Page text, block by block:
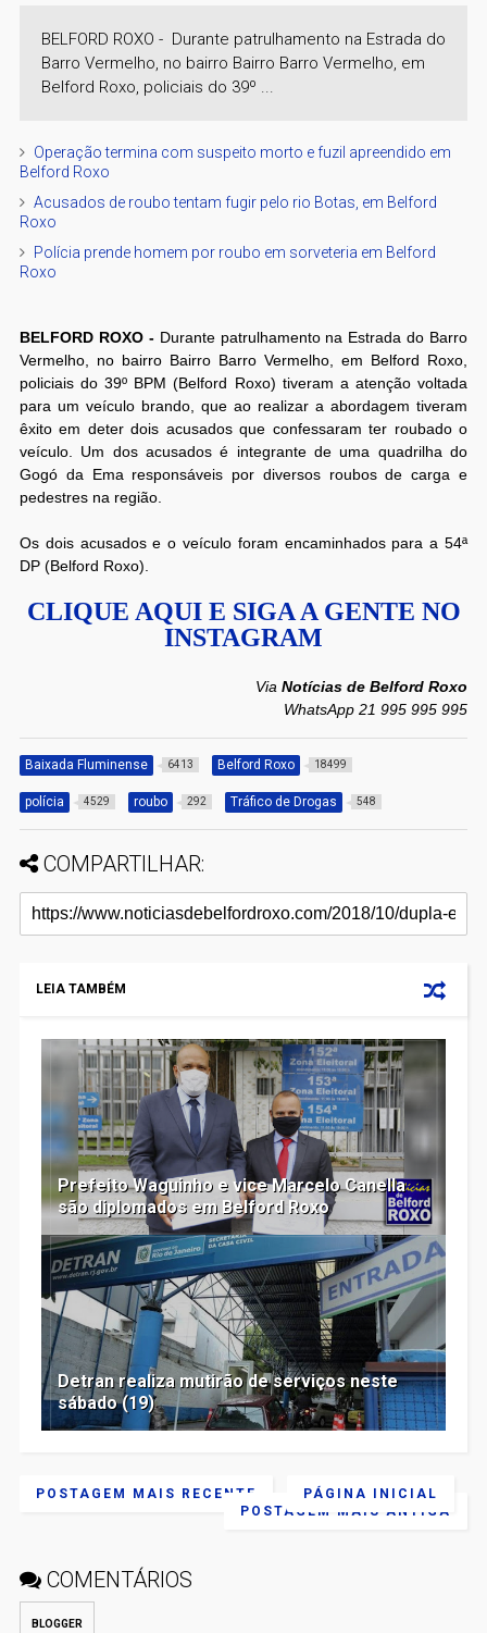
BELFORD ROXO - Durante patrulhamento na Estrada do
Barro Vermelho, no bairro Bairro Barro Vermelho, em
Belford Roxo, policiais do 39º ...
Operação termina com suspeito morto e fuzil apreendido em
Belford Roxo
Acusados de roubo tentam fugir pelo rio Botas, em Belford
Roxo
Polícia prende homem por roubo em sorveteria em Belford
Roxo
BELFORD ROXO - Durante patrulhamento na Estrada do Barro
Vermelho, no bairro Bairro Barro Vermelho, em Belford Roxo,
policiais do 39º BPM (Belford Roxo) tiveram a atenção voltada
para um veículo brando, que ao realizar a abordagem tiveram
êxito em deter dois acusados que confessaram ter roubado o
veículo. Um dos acusados é integrante de uma quadrilha do
Gogó da Ema responsáveis por diversos roubos de carga e
pedestres na região.
Os dois acusados e o veículo foram encaminhados para a 54ª
DP (Belford Roxo).
CLIQUE AQUI E SIGA A GENTE NO
INSTAGRAM
ViaNotícias de Belford Roxo
WhatsApp 21 995 995 995
Baixada Fluminense 6413 Belford Roxo 18499
polícia 4529 roubo 292 Tráfico de Drogas 548
COMPARTILHAR:
LEIA TAMBÉM
Prefeito Waguinho e vice Marcelo Canella
são diplomados em Belford Roxo
Detran realiza mutirão de serviços neste
sábado (19)
POSTAGEM MAIS RECENTE
POSTAGEM MAIS ANTIGA
PÁGINA INICIAL
COMENTÁRIOS
BLOGGER